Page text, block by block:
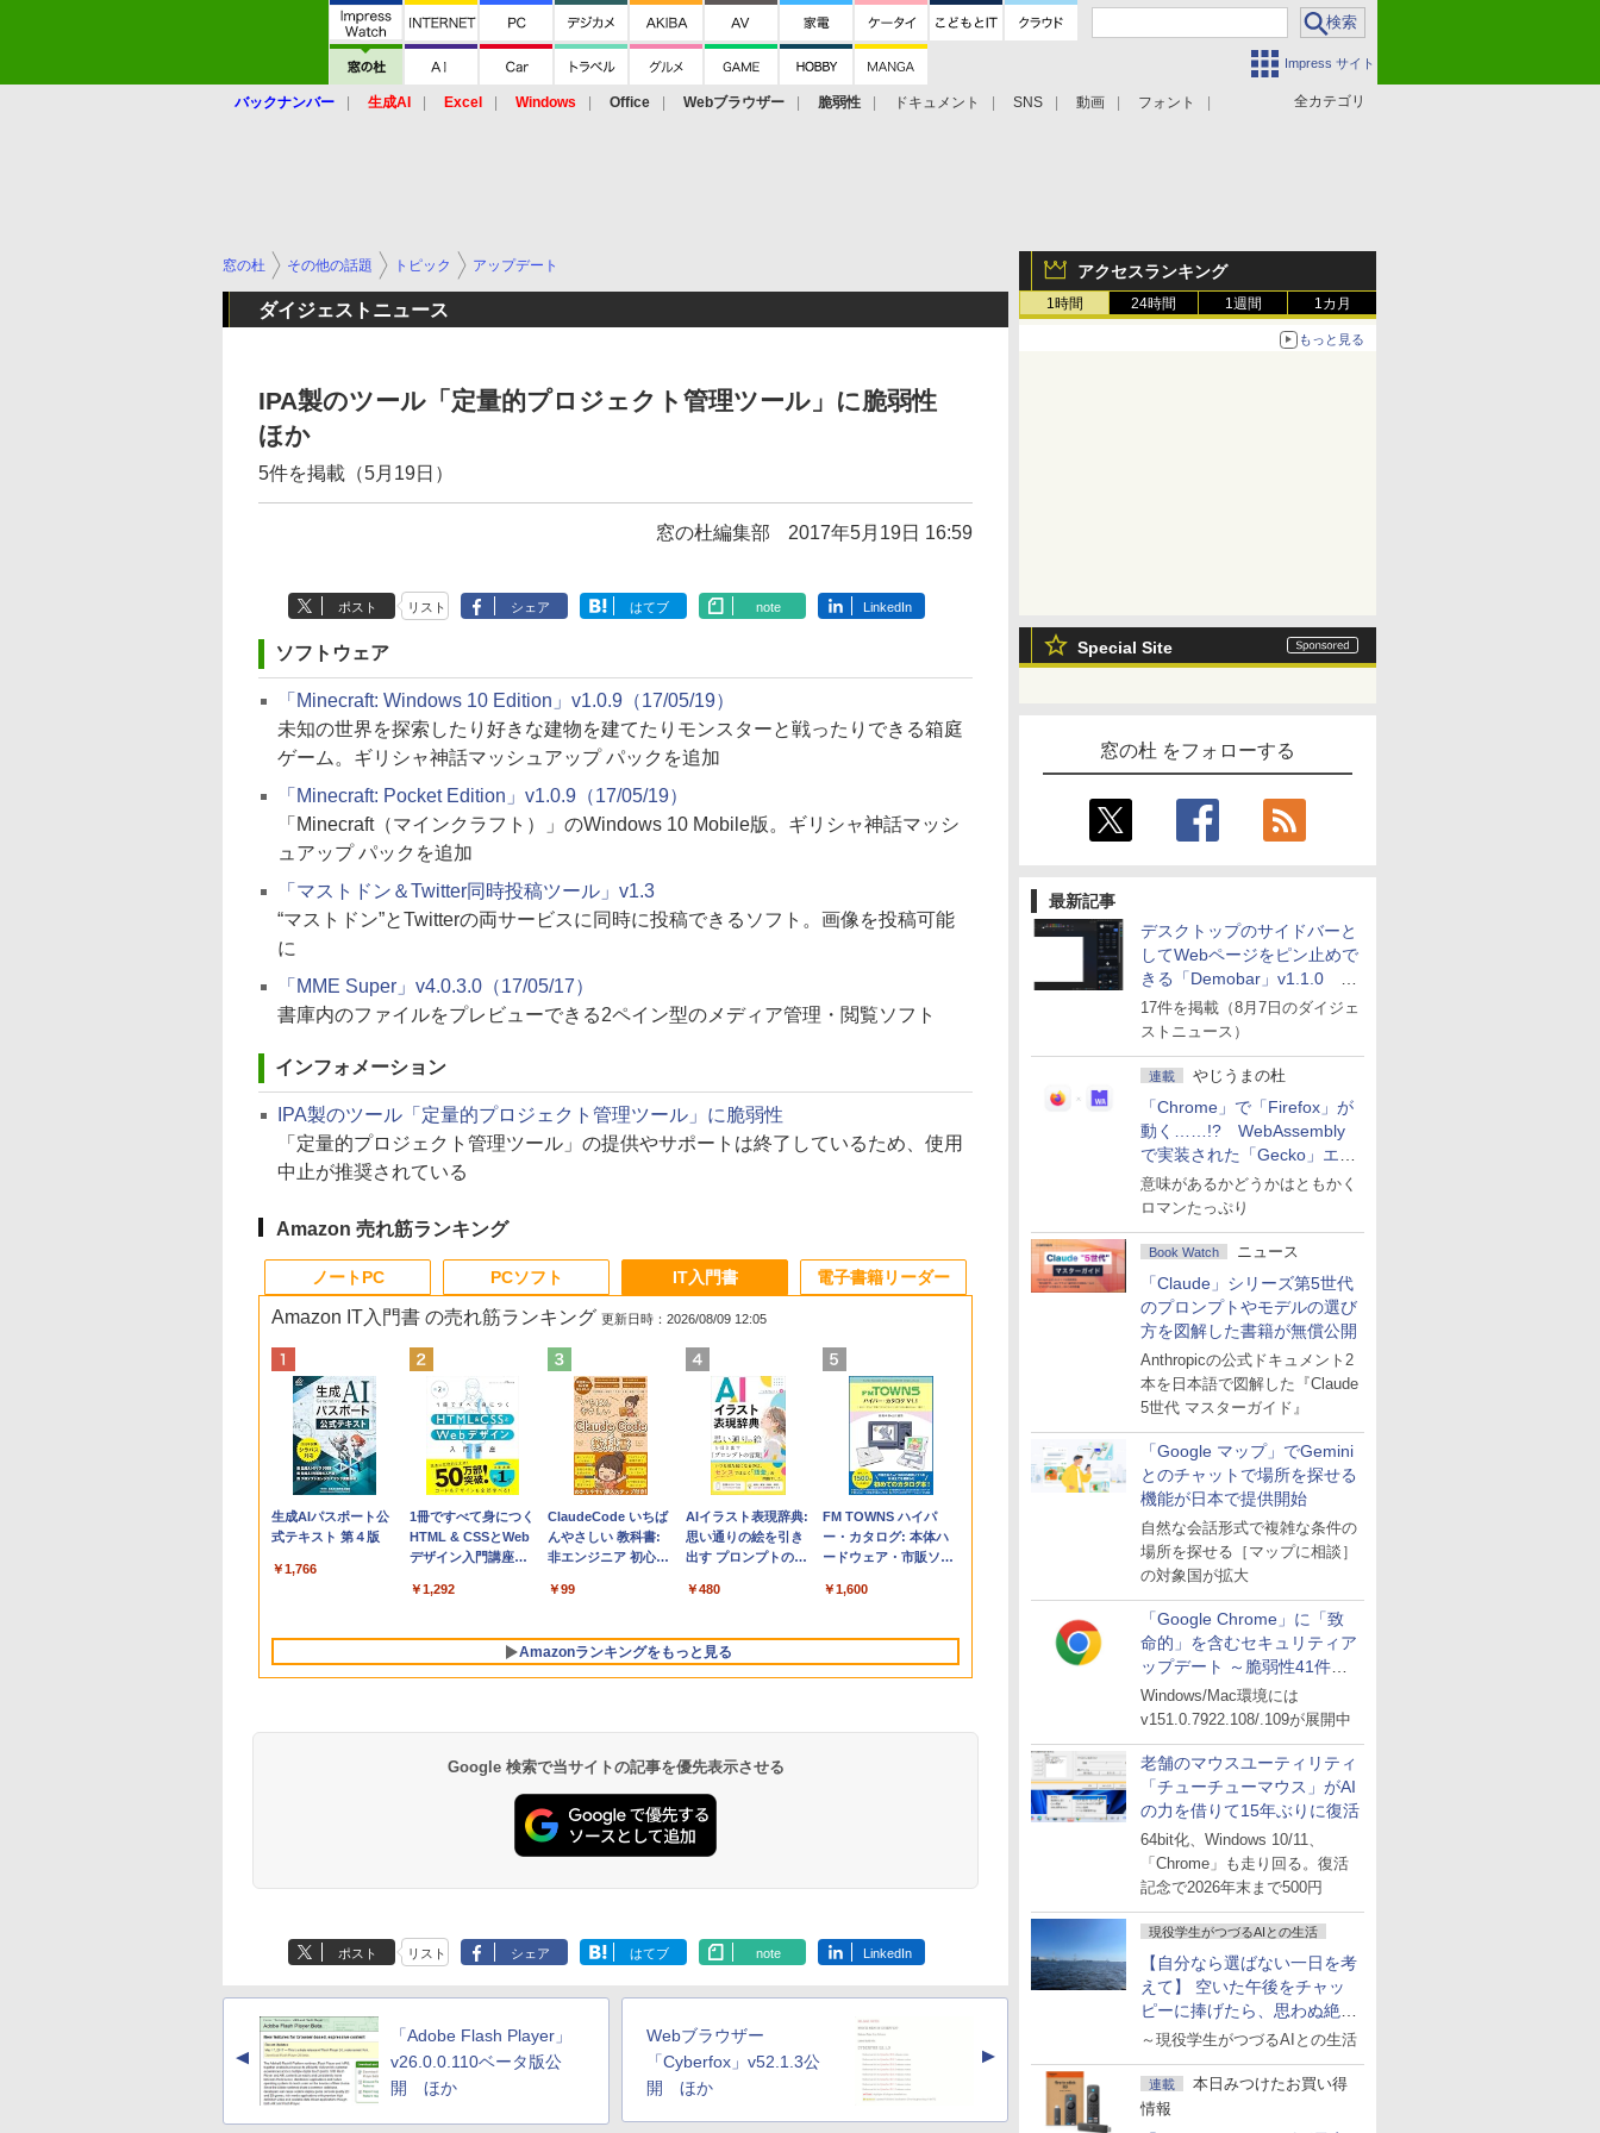
Impress サイト
全カテゴリ
バックナンバー 生成AI Excel Windows Office Webブラウザー 脆弱性 ドキュメント SNS 動画 フォント
アクセスランキング
1時間 24時間 1週間 1カ月
もっと見る
Special Site
窓の杜 をフォローする
最新記事
デスクトップのサイドバーと
してWebページをピン止めで
きる「Demobar」v1.1.0 ほ
か
17件を掲載（8月7日のダイジェ
ストニュース）
連載 やじうまの杜
「Chrome」で「Firefox」が
動く……!? WebAssembly
で実装された「Gecko」エン
ジン
意味があるかどうかはともかく
ロマンたっぷり
Book Watch ニュース
「Claude」シリーズ第5世代
のプロンプトやモデルの選び
方を図解した書籍が無償公開
Anthropicの公式ドキュメント2
本を日本語で図解した『Claude
5世代 マスターガイド』
「Google マップ」でGemini
とのチャットで場所を探せる
機能が日本で提供開始
自然な会話形式で複雑な条件の
場所を探せる［マップに相談］
の対象国が拡大
「Google Chrome」に「致
命的」を含むセキュリティア
ップデート ～脆弱性41件に
対処
Windows/Mac環境には
v151.0.7922.108/.109が展開中
老舗のマウスユーティリティ
「チューチューマウス」がAI
の力を借りて15年ぶりに復活
64bit化、Windows 10/11、
「Chrome」も走り回る。復活
記念で2026年末まで500円
現役学生がつづるAIとの生活
【自分なら選ばない一日を考
えて】 空いた午後をチャッ
ピーに捧げたら、思わぬ絶景
に出会った話
～現役学生がつづるAIとの生活
連載
本日みつけたお買い得
情報
窓の杜 その他の話題 トピック アップデート
ダイジェストニュース
IPA製のツール「定量的プロジェクト管理ツール」に脆弱性
ほか
5件を掲載（5月19日）
窓の杜編集部 2017年5月19日 16:59
ポスト リスト シェア はてブ note LinkedIn
ソフトウェア
「Minecraft: Windows 10 Edition」v1.0.9（17/05/19）
未知の世界を探索したり好きな建物を建てたりモンスターと戦ったりできる箱庭
ゲーム。ギリシャ神話マッシュアップ パックを追加
「Minecraft: Pocket Edition」v1.0.9（17/05/19）
「Minecraft（マインクラフト）」のWindows 10 Mobile版。ギリシャ神話マッシ
ュアップ パックを追加
「マストドン＆Twitter同時投稿ツール」v1.3
“マストドン”とTwitterの両サービスに同時に投稿できるソフト。画像を投稿可能
に
「MME Super」v4.0.3.0（17/05/17）
書庫内のファイルをプレビューできる2ペイン型のメディア管理・閲覧ソフト
インフォメーション
IPA製のツール「定量的プロジェクト管理ツール」に脆弱性
「定量的プロジェクト管理ツール」の提供やサポートは終了しているため、使用
中止が推奨されている
Amazon 売れ筋ランキング
ノートPC
Apple 2026
MacBook Neo A18
ンチノートブック：
設計、Liquid Retina
ユニファイドメモ
tomtoc 360°保護
15.6 16インチ パソコ
ンケース Dell NEC
dynabook Lenovo
￥2,952
Apple 2026
MacBook Air M5チ
ップ搭載13インチノ
Apple Intelligence、
Retinaディスプレ
イ、16GBユニファイ
ドメモリ、1TB SSD
ド、Touch ID - ミッ
ドナイト
￥278,800
【Amazon.co.jp限
定】 HP ノートパソ
コン 15-fd 15.6イン
512GB SSD インテ
￥129,800
FMV ノートパソコン
WE1-K3 (MS 365
Personal/Copilotキー
型/Core i5/16GB/SSD
FMVWK3E15W_AZ
￥139,880
PCソフト
Robloxギフトカード
- 800 Robux 【限定
を含む】 【オンライ
インコード版
Robloxギフトカード
- 1000 Robux 【限定
バーチャルアイテム
ンゲームコード】 ロ
ンコード版
￥1,600
Robloxギフトカード
- 2,000 Robux 【限
定バーチャルアイテ
インゲームコード】
ラインコード版
￥3,200
Microsoft Office
Home & Business
2024(最新 永続版)|オ
版|Windows11、
￥39,582
Windows版 |
Minecraft (マインクラ
フト): Java & Bedrock
ード版
￥3,600
IT入門書
Amazon IT入門書 の売れ筋ランキング 更新日時：2026/08/09 12:05
生成AIパスポート公
式テキスト 第４版
￥1,766
1冊ですべて身につく
HTML & CSSとWeb
デザイン入門講座
￥1,292
ClaudeCode いちば
んやさしい 教科書:
非エンジニア 初心者
マニュアル AI副業に
もKindle出版にも！
非エンジニアのため
のAIコーディング入
￥99
AIイラスト表現辞典:
思い通りの絵を引き
出す プロンプトの言
ズ (はぴーイラスト
￥480
FM TOWNS ハイパ
ー・カタログ: 本体ハ
ードウェア・市販ソフ
トリストと最新エミュ
￥1,600
Amazonランキングをもっと見る
電子書籍リーダー
ない、大きな画面で
読みやすい、6週間持
チディスプレイ電子
書籍リーダー、マッ
チャ、16GB、広告な
し
￥16,980
ション (32GB) 7イン
チディスプレイ、明
調節ライト、12週間
告なし、メタリック
ブラック
￥27,980
7インチディスプレ
イ、色調調節ライ
テリー、広告なし、
￥22,980
トレージ、防水、7イ
ンチカラーディスプ
ト、最大8週間持続バ
し、ブラック (2025
年発売)
￥31,980
インチカラーディスプ
レイ、64GBストレー
明るさ自動調整、色調
調節ライト、プレミア
ムペン付き、グラファ
￥115,980
Google 検索で当サイトの記事を優先表示させる
ポスト リスト シェア はてブ note LinkedIn
▲
「Adobe Flash Player」
v26.0.0.110ベータ版公
開 ほか
Webブラウザー
「Cyberfox」v52.1.3公
開 ほか
▲